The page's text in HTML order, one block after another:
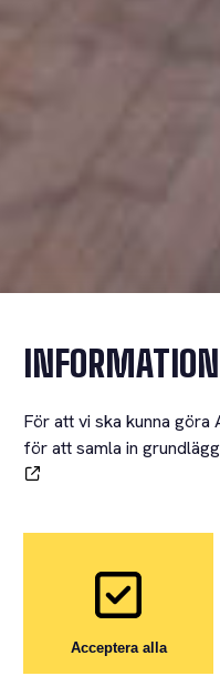
För att vi ska kunna
för att samla in
Acceptera alla